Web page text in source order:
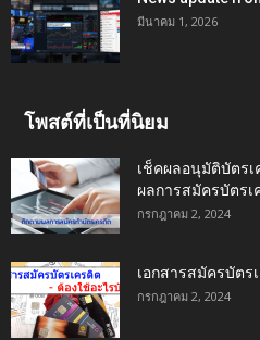
มีนาคม 1, 2026
โพสต์ที่เป็นที่นิยม
เช็คผลอนุมัติบัตรเ
ผลการสมัครบัตรเ
กรกฎาคม 2, 2024
เอกสารสมัครบัตร
กรกฎาคม 2, 2024